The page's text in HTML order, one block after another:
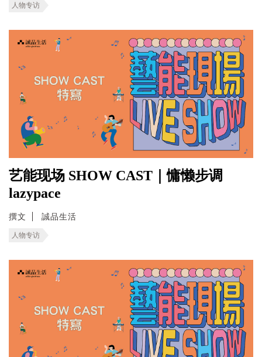
人物专访
艺能现场 SHOW CAST｜慵懒步调
lazypace
撰文 誠品生活
人物专访